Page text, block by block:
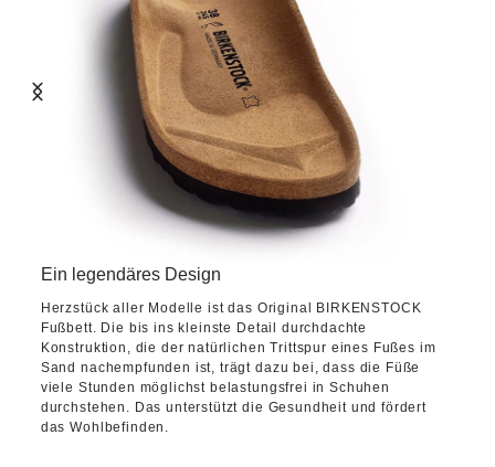
Ein legendäres Design
Herzstück aller Modelle ist das Original BIRKENSTOCK
Fußbett. Die bis ins kleinste Detail durchdachte
Konstruktion, die der natürlichen Trittspur eines Fußes im
Sand nachempfunden ist, trägt dazu bei, dass die Füße
viele Stunden möglichst belastungsfrei in Schuhen
durchstehen. Das unterstützt die Gesundheit und fördert
das Wohlbefinden.